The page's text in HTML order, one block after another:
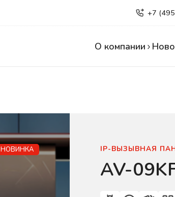
+7
О компании
IP-ВЫЗЫВНАЯ
AV-
НОВИНКА